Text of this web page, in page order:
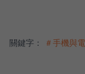
關鍵字： ＃手機與